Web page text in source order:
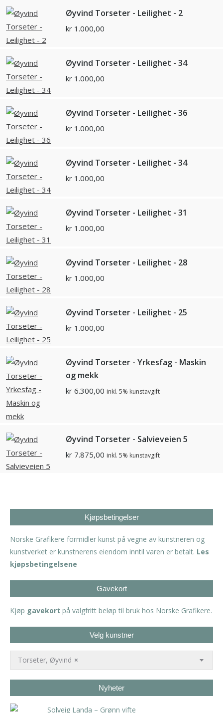
Øyvind Torseter - Leilighet - 2
kr 1.000,00
Øyvind Torseter - Leilighet - 34
kr 1.000,00
Øyvind Torseter - Leilighet - 36
kr 1.000,00
Øyvind Torseter - Leilighet - 34
kr 1.000,00
Øyvind Torseter - Leilighet - 31
kr 1.000,00
Øyvind Torseter - Leilighet - 28
kr 1.000,00
Øyvind Torseter - Leilighet - 25
kr 1.000,00
Øyvind Torseter - Yrkesfag - Maskin
og mekk
kr 6.300,00 inkl. 5% kunstavgift
Øyvind Torseter - Salvieveien 5
kr 7.875,00 inkl. 5% kunstavgift
Kjøpsbetingelser
Norske Grafikere formidler kunst på vegne av kunstneren og
kunstverket er kunstnerens eiendom inntil varen er betalt. Les
kjøpsbetingelsene
Gavekort
Kjøp gavekort på valgfritt beløp til bruk hos Norske Grafikere.
Velg kunstner
×
Torseter, Øyvind
Nyheter
Solveig Landa – Grønn vifte